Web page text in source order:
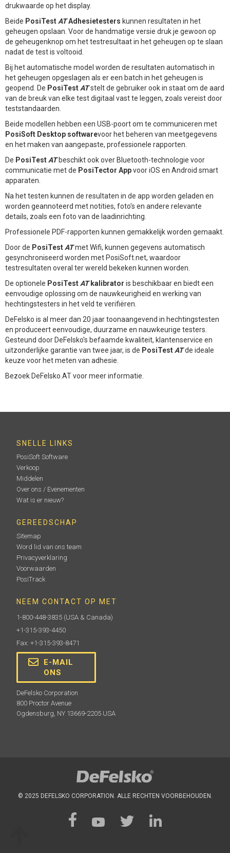
drukwaarde op het display.
Beide PosiTest ATAdhesietesters kunnen resultaten in het
geheugen opslaan. Voor de handmatige versie druk je gewoon op
de geheugenknop om het testresultaat in het geheugen op te slaan
nadat de test is voltooid.
Bij het automatische model worden de resultaten automatisch in
het geheugen opgeslagen als er een batch in het geheugen is
geopend. De PosiTest ATstelt de gebruiker ook in staat om de aard
van de breuk van elke test digitaal vast te leggen, zoals vereist door
teststandaarden.
Beide modellen hebben een USB-poort om te communiceren met
PosiSoft Desktop softwarevoor het beheren van meetgegevens
en het maken van aangepaste, professionele rapporten.
De PosiTest ATbeschikt ook over Bluetooth-technologie voor
communicatie met de PosiTector Appvoor iOS en Android smart
apparaten.
Na het testen kunnen de resultaten in de app worden geladen en
worden geannoteerd met notities, foto's en andere relevante
details, zoals een foto van de laadinrichting.
Professionele PDF-rapporten kunnen gemakkelijk worden gemaakt.
Door de PosiTest ATmet Wifi, kunnen gegevens automatisch
gesynchroniseerd worden met PosiSoft.net, waardoor
testresultaten overal ter wereld bekeken kunnen worden.
De optionele PosiTest ATkalibrator is beschikbaar en biedt een
eenvoudige oplossing om de nauwkeurigheid en werking van
hechtingstesters in het veld te verifiëren.
DeFelsko is al meer dan 20 jaar toonaangevend in hechtingstesten
en produceert eenvoudige, duurzame en nauwkeurige testers.
Gesteund door DeFelsko's befaamde kwaliteit, klantenservice en
uitzonderlijke garantie van twee jaar, is de PosiTest ATde ideale
keuze voor het meten van adhesie.
Bezoek DeFelsko.AT voor meer informatie.
SNELLE LINKS
PosiSoft Software
Verkoop
Middelen
Over ons / Evenementen
Wat is er nieuw?
GEREEDSCHAP
Sitemap
Word lid van ons team
Privacyverklaring
Voorwaarden
PosiTrack
NEEM CONTACT OP MET
1-800-448-3835 (USA & Canada)
+1-315-393-4450
Fax: +1-315-393-8471
E-MAIL
ONS
DeFelsko Corporation
800 Proctor Avenue
Ogdensburg, NY 13669-2205 USA
© 2025 DEFELSKO CORPORATION. ALLE RECHTEN VOORBEHOUDEN.